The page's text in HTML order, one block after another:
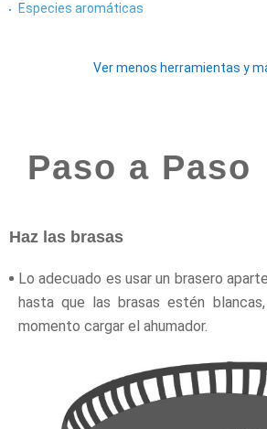
Especies aromáticas
Ver menos herramientas y
Paso a Paso
Haz las brasas
Lo adecuado es usar un brasero
hasta que las brasas estén
momento cargar el ahumador.